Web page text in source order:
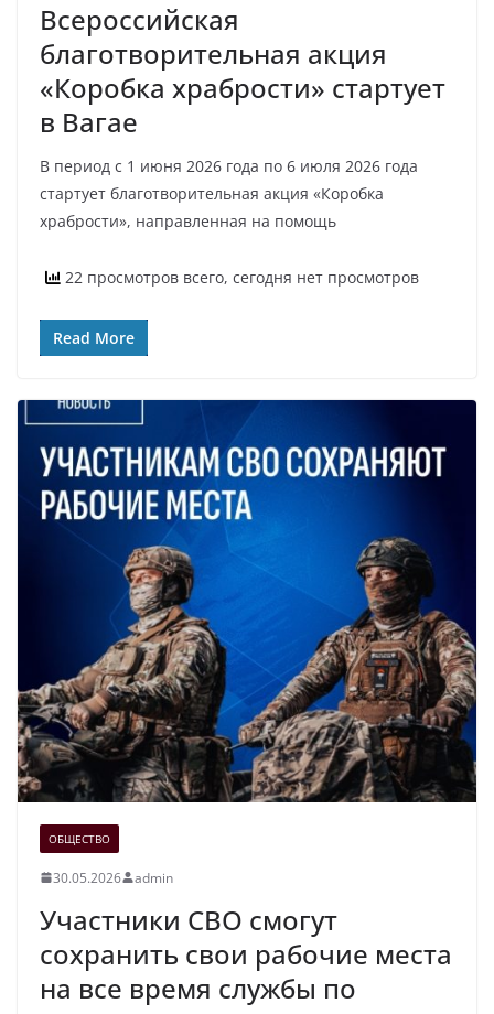
Всероссийская
благотворительная акция
«Коробка храбрости» стартует
в Вагае
В период с 1 июня 2026 года по 6 июля 2026 года
стартует благотворительная акция «Коробка
храбрости», направленная на помощь
22 просмотров всего, сегодня нет просмотров
Read More
ОБЩЕСТВО
30.05.2026 admin
Участники СВО смогут
сохранить свои рабочие места
на все время службы по